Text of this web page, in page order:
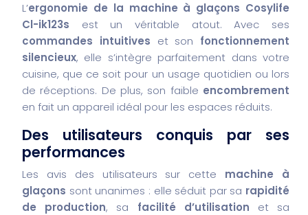
L’ergonomie de la machine à glaçons Cosylife
Cl-ik123s est un véritable atout. Avec ses
commandes intuitives et son fonctionnement
silencieux, elle s’intègre parfaitement dans votre
cuisine, que ce soit pour un usage quotidien ou lors
de réceptions. De plus, son faible encombrement
en fait un appareil idéal pour les espaces réduits.
Des utilisateurs conquis par ses
performances
Les avis des utilisateurs sur cette machine à
glaçons sont unanimes : elle séduit par sa rapidité
de production, sa facilité d’utilisation et sa